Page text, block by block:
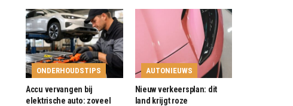
ONDERHOUDSTIPS
Accu vervangen bij
elektrische auto: zoveel
AUTONIEUWS
Nieuw verkeersplan: dit
land krijgt roze